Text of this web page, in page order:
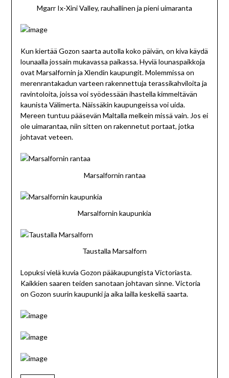
Mgarr Ix-Xini Valley, rauhallinen ja pieni uimaranta
Kun kiertää Gozon saarta autolla koko päivän, on kiva käydä
lounaalla jossain mukavassa paikassa. Hyviä lounaspaikkoja
ovat Marsalfornin ja Xlendin kaupungit. Molemmissa on
merenrantakadun varteen rakennettuja terassikahviloita ja
ravintoloita, joissa voi syödessään ihastella kimmeltävän
kaunista Välimerta. Näissäkin kaupungeissa voi uida.
Mereen tuntuu pääsevän Maltalla melkein missä vain. Jos ei
ole uimarantaa, niin sitten on rakennetut portaat, jotka
johtavat veteen.
Marsalfornin rantaa
Marsalfornin kaupunkia
Taustalla Marsalforn
Lopuksi vielä kuvia Gozon pääkaupungista Victoriasta.
Kaikkien saaren teiden sanotaan johtavan sinne. Victoria
on Gozon suurin kaupunki ja aika lailla keskellä saarta.